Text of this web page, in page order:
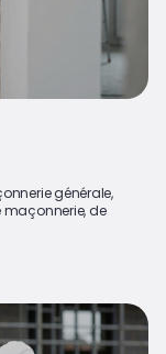
générale,
de